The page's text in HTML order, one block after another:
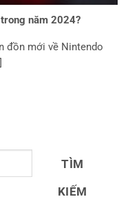
năm 2024?
đồn mới về Nintendo
TÌM
KIẾM